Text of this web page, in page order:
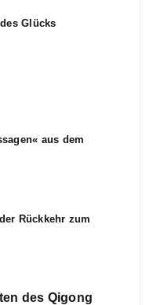
Glücks
aus dem
Rückkehr zum
des Qigong